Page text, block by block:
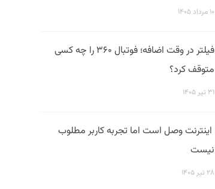
۱۰ مرداد ۱۴۰۵
فیلتر در وقت اضافه؛ فوتبال ۳۶۰ را چه کسی
متوقف کرد؟
۳۱ تیر ۱۴۰۵
اینترنت وصل است اما تجربه کاربر مطلوب
نیست
۲۸ تیر ۱۴۰۵